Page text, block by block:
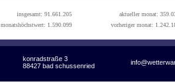
insgesamt: 91.661.205
aktueller monat:
monatshöchstwert: 1.590.099
vorheriger monat:
konradstraße 3
88427 bad schussenried